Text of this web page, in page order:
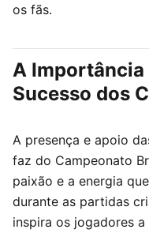
os fãs.
A Importância
Sucesso dos
A presença e apoio
faz do Campeonato
paixão e a energia
durante as partidas
inspira os jogadores